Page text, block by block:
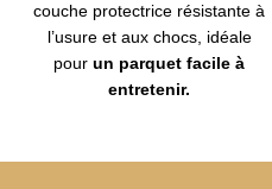
couche protectrice résistante à
l’usure et aux chocs, idéale
pourun parquet facile à
entretenir.